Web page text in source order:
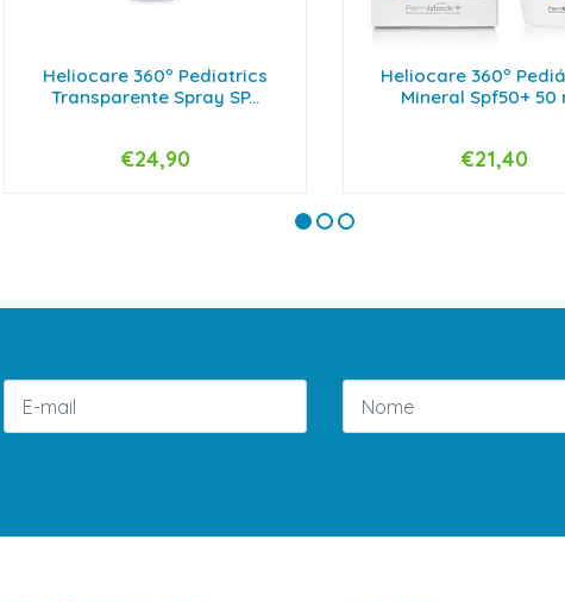
Heliocare 360º Pediatrics
Transparente Spray SP...
+
€24,90
Heliocare 360º
Mineral Spf50+ 50
+
€21,40